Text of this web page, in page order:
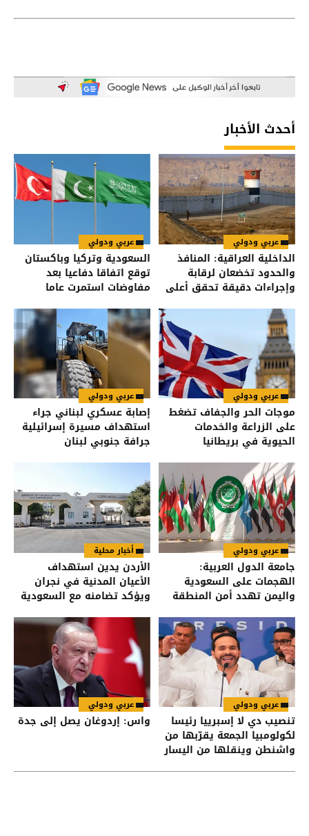
أحدث الأخبار
عربي ودولي
الداخلية العراقية: المنافذ
والحدود تخضعان لرقابة
وإجراءات دقيقة تحقق أعلى
عربي ودولي
السعودية وتركيا وباكستان
توقع اتفاقا دفاعيا بعد
مفاوضات استمرت عاما
عربي ودولي
موجات الحر والجفاف تضغط
على الزراعة والخدمات
الحيوية في بريطانيا
عربي ودولي
إصابة عسكري لبناني جراء
استهداف مسيرة إسرائيلية
جرافة جنوبي لبنان
عربي ودولي
جامعة الدول العربية:
الهجمات على السعودية
واليمن تهدد أمن المنطقة
أخبار محلية
الأردن يدين استهداف
الأعيان المدنية في نجران
ويؤكد تضامنه مع السعودية
عربي ودولي
تنصيب دي لا إسبرييا رئيسا
لكولومبيا الجمعة يقرّبها من
واشنطن وينقلها من اليسار
عربي ودولي
واس: إردوغان يصل إلى جدة